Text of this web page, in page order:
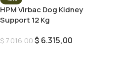
HPM Virbac Dog Kidney
Support 12 Kg
$7.016,00$ 6.315,00